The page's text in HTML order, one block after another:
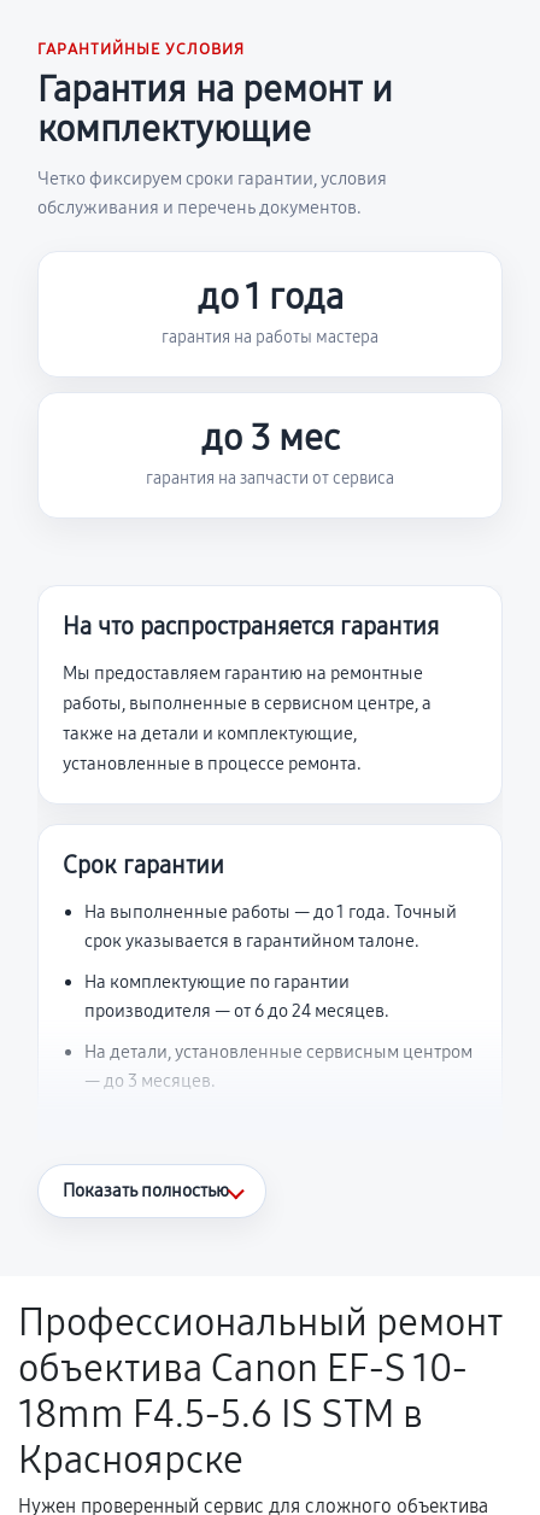
ГАРАНТИЙНЫЕ УСЛОВИЯ
Гарантия на ремонт и
комплектующие
Четко фиксируем сроки гарантии, условия
обслуживания и перечень документов.
до 1 года
гарантия на работы мастера
до 3 мес
гарантия на запчасти от сервиса
На что распространяется гарантия
Мы предоставляем гарантию на ремонтные
работы, выполненные в сервисном центре, а
также на детали и комплектующие,
установленные в процессе ремонта.
Срок гарантии
На выполненные работы — до 1 года. Точный
срок указывается в гарантийном талоне.
На комплектующие по гарантии
производителя — от 6 до 24 месяцев.
На детали, установленные сервисным центром
— до 3 месяцев.
Что считается гарантийным случаем
Поломка установленной детали при
нормальной эксплуатации в течение
гарантийного срока.
Несоответствие комплектующей заявленным
техническим характеристикам.
Показать полностью
Профессиональный ремонт
объектива Canon EF-S 10-
18mm F4.5-5.6 IS STM в
Красноярске
Нужен проверенный сервис для сложного объектива